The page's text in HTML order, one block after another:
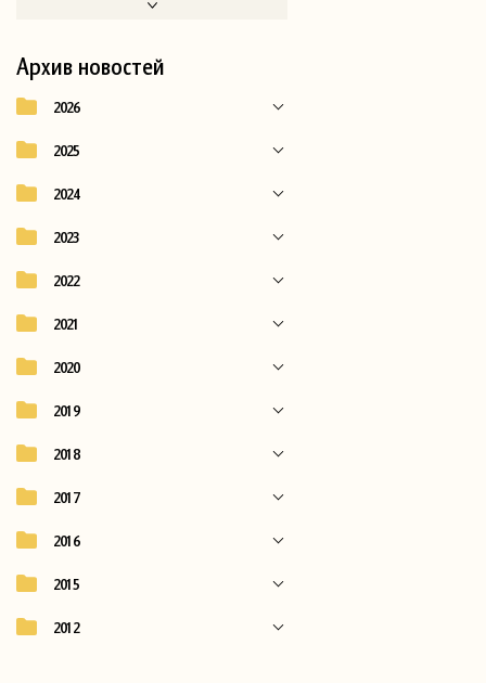
Архив новостей
2026
2025
2024
2023
2022
2021
2020
2019
2018
2017
2016
2015
2012